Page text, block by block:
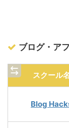
ブログ・ア
スクール
Blog